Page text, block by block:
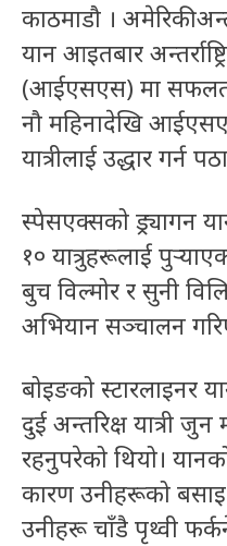
काठमाडौ । अमेरिकी
यान आइतबार
(आईएसएस) मा
नौ महिनादेखि
यात्रीलाई उद्धार गर्न
स्पेसएक्सको ड्र्यागन
१० यात्रुहरूलाई
बुच विल्मोर र सुनी
अभियान सञ्चालन
बोइङको स्टारलाइनर
दुई अन्तरिक्ष यात्री जुन
रहनुपरेको थियो।
कारण उनीहरूको
उनीहरू चाँडै पृथ्वी